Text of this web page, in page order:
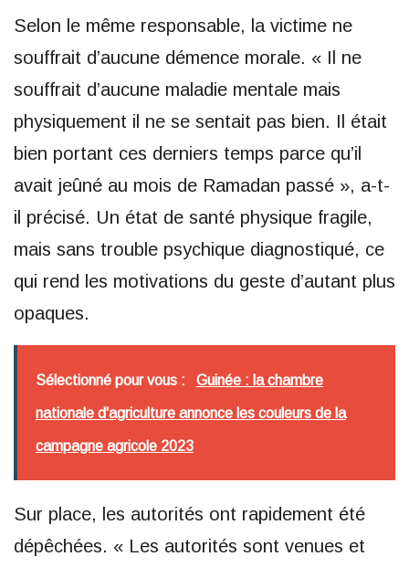
Selon le même responsable, la victime ne
souffrait d’aucune démence morale. « Il ne
souffrait d’aucune maladie mentale mais
physiquement il ne se sentait pas bien. Il était
bien portant ces derniers temps parce qu’il
avait jeûné au mois de Ramadan passé », a-t-
il précisé. Un état de santé physique fragile,
mais sans trouble psychique diagnostiqué, ce
qui rend les motivations du geste d’autant plus
opaques.
Sélectionné pour vous : Guinée : la chambre
nationale d'agriculture annonce les couleurs de la
campagne agricole 2023
Sur place, les autorités ont rapidement été
dépêchées. « Les autorités sont venues et